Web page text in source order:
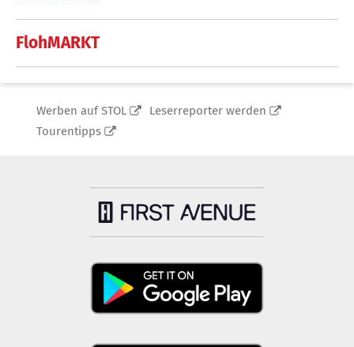
FlohMARKT
Werben auf STOL
Leserreporter werden
Tourentipps